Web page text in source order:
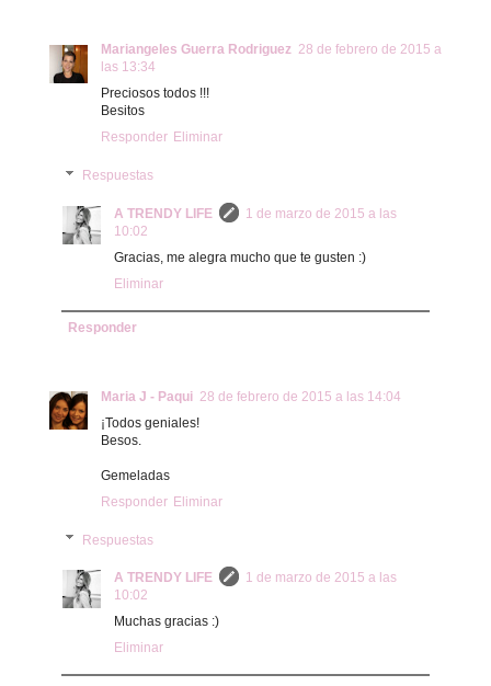
Mariangeles Guerra Rodriguez 28 de febrero de 2015 a
las 13:34
Preciosos todos !!!
Besitos
Responder Eliminar
Respuestas
A TRENDY LIFE
1 de marzo de 2015 a las
10:02
Gracias, me alegra mucho que te gusten :)
Eliminar
Responder
Maria J - Paqui 28 de febrero de 2015 a las 14:04
¡Todos geniales!
Besos.
Gemeladas
Responder Eliminar
Respuestas
A TRENDY LIFE
1 de marzo de 2015 a las
10:02
Muchas gracias :)
Eliminar